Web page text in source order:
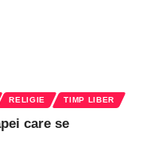
RELIGIE TIMP LIBER
care se